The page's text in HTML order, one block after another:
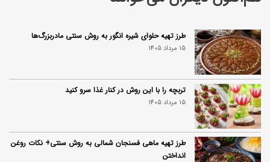
طرز تهیه حلوای شیره انگور به روش سنتی مادربزرگ‌ها
15 مرداد 1405
تربچه را با این روش در کنار غذا سرو کنید
15 مرداد 1405
طرز تهیه ماهی فسنجان شمالی به روش سنتی+ نکات روغن
انداختن